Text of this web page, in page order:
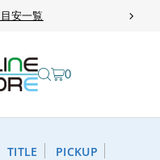
安一覧
0
TITLE PICKUP